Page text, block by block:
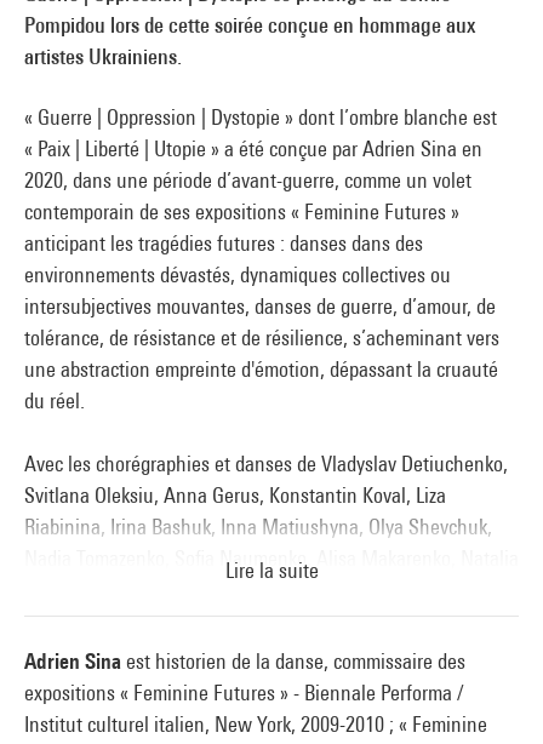
Pompidou lors de cette soirée conçue en hommage aux
artistes Ukrainiens.
« Guerre | Oppression | Dystopie » dont l’ombre blanche est
« Paix | Liberté | Utopie » a été conçue par Adrien Sina en
2020, dans une période d’avant-guerre, comme un volet
contemporain de ses expositions « Feminine Futures »
anticipant les tragédies futures : danses dans des
environnements dévastés, dynamiques collectives ou
intersubjectives mouvantes, danses de guerre, d’amour, de
tolérance, de résistance et de résilience, s’acheminant vers
une abstraction empreinte d'émotion, dépassant la cruauté
du réel.
Avec les chorégraphies et danses de Vladyslav Detiuchenko,
Svitlana Oleksiu, Anna Gerus, Konstantin Koval, Liza
Riabinina, Irina Bashuk, Inna Matiushyna, Olya Shevchuk,
Nadia Tomazenko, Sofia Naumenko, Alisa Makarenko, Natalia
Kobilyak, Gelya Andryushina, Olena Meshcheriakova, Alona
Stoliarova, Anton Obukhovskiy, Zhenya Goncharenko.
Konstantin Kovalest chorégraphe, coauteur du film
Lire la suite
Adrien Sina est historien de la danse, commissaire des
expositions « Feminine Futures » - Biennale Performa /
Institut culturel italien, New York, 2009-2010 ; « Feminine